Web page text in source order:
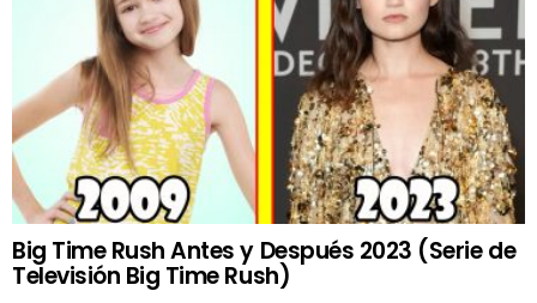
Big Time Rush Antes y Después 2023 (Serie de
Televisión Big Time Rush)